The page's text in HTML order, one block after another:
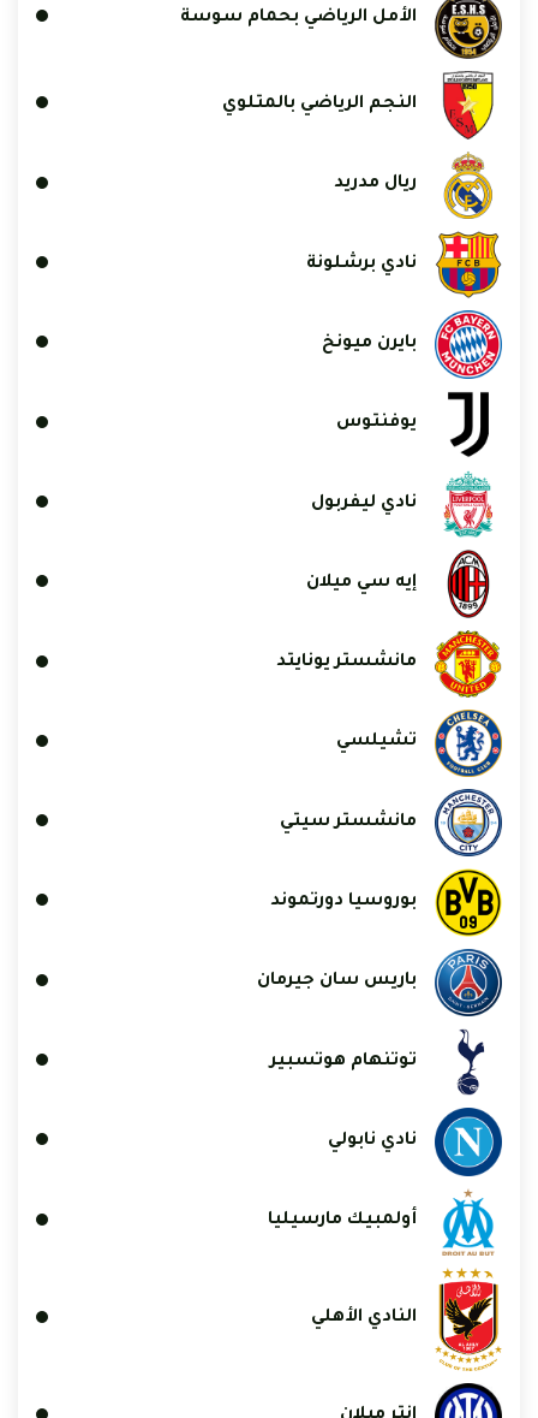
الأمل الرياضي بحمام سوسة
النجم الرياضي بالمتلوي
ريال مدريد
نادي برشلونة
بايرن ميونخ
يوفنتوس
نادي ليفربول
إيه سي ميلان
مانشستر يونايتد
تشيلسي
مانشستر سيتي
بوروسيا دورتموند
باريس سان جيرمان
توتنهام هوتسبير
نادي نابولي
أولمبيك مارسيليا
النادي الأهلي